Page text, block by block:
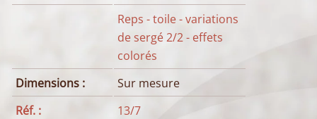
Reps - toile - variations
de sergé 2/2 - effets
colorés
Dimensions :
Sur mesure
Réf. :
13/7